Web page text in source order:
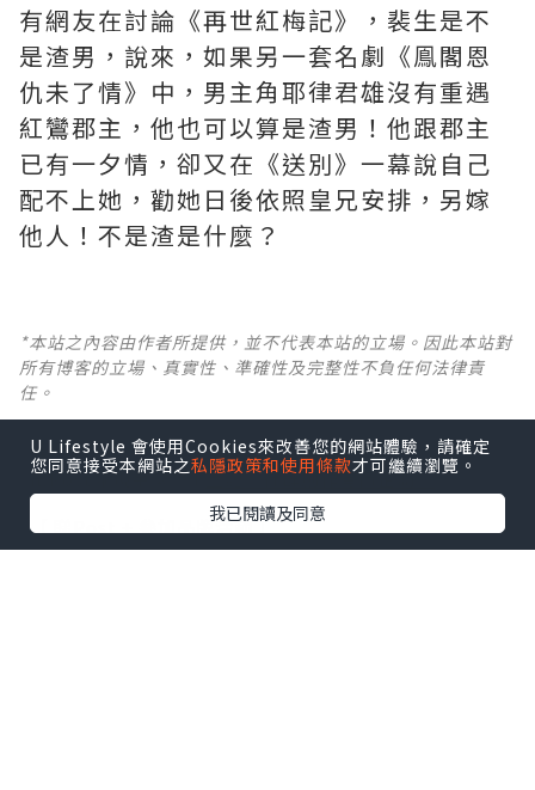
有網友在討論《再世紅梅記》，裴生是不
是渣男，說來，如果另一套名劇《鳯閣恩
仇未了情》中，男主角耶律君雄沒有重遇
紅鸞郡主，他也可以算是渣男！他跟郡主
已有一夕情，卻又在《送別》一幕說自己
配不上她，勸她日後依照皇兄安排，另嫁
他人！不是渣是什麼？ ​​​
*本站之內容由作者所提供，並不代表本站的立場。因此本站對
所有博客的立場、真實性、準確性及完整性不負任何法律責
任。
【 U Creator 招募 】
出Post賺現金獎賞 l登記《社群創作有價企劃》
【 睇Post + 參加品牌活動 】
瀏覽更多社群打卡丶旅遊丶美食丶親子丶寵物丶扮靚
U Lifestyle 會使用Cookies來改善您的網站體驗，請確定
您同意接受本網站之私隱政策和使用條款才可繼續瀏覽。
我已閱讀及同意